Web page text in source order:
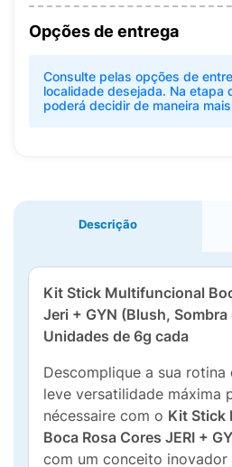
Opções de entrega
Consulte pelas opções de
localidade desejada. Na etapa
poderá decidir de maneira
Descrição
Kit Stick Multifuncional
Jeri + GYN (Blush, Sombra
Unidades de 6g cada
Descomplique a sua rotina
leve versatilidade máxima
nécessaire com o Kit Stick
Boca Rosa Cores JERI +
com um conceito inovador